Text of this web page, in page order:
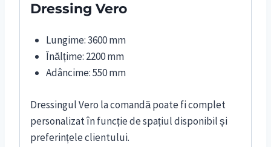
Dressing Vero
Lungime: 3600 mm
Înălțime: 2200 mm
Adâncime: 550 mm
Dressingul Vero la comandă poate fi complet
personalizat în funcție de spațiul disponibil și
preferințele clientului.